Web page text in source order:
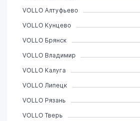
VOLLO Алтуфьево
VOLLO Кунцево
VOLLO Брянск
VOLLO Владимир
VOLLO Калуга
VOLLO Липецк
VOLLO Рязань
VOLLO Тверь